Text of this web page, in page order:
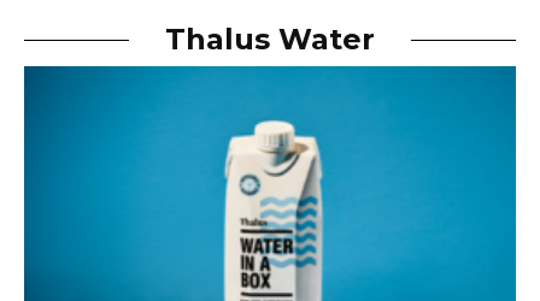
Thalus Water